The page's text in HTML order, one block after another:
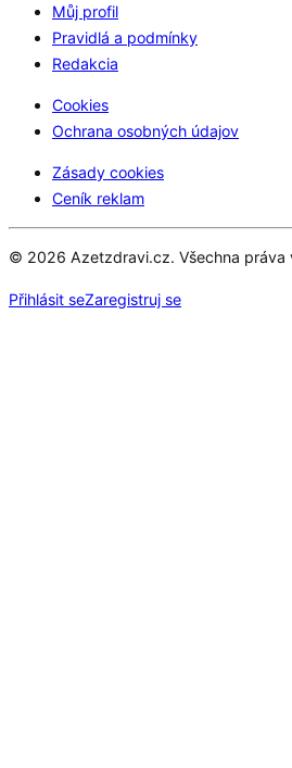
Můj profil
Pravidlá a podmínky
Redakcia
Cookies
Ochrana osobných údajov
Zásady cookies
Ceník reklam
© 2026 Azetzdravi.cz. Všechna práva
Přihlásit seZaregistruj se